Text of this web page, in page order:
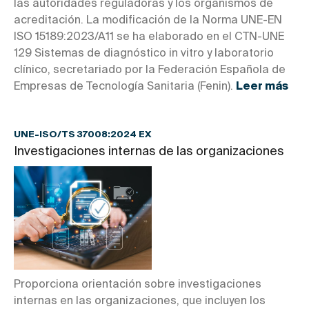
las autoridades reguladoras y los organismos de
acreditación. La modificación de la Norma UNE-EN
ISO 15189:2023/A11 se ha elaborado en el CTN-UNE
129 Sistemas de diagnóstico in vitro y laboratorio
clínico, secretariado por la Federación Española de
Empresas de Tecnología Sanitaria (Fenin). Leer más
UNE-ISO/TS 37008:2024 EX
Investigaciones internas de las organizaciones
Proporciona orientación sobre investigaciones
internas en las organizaciones, que incluyen los